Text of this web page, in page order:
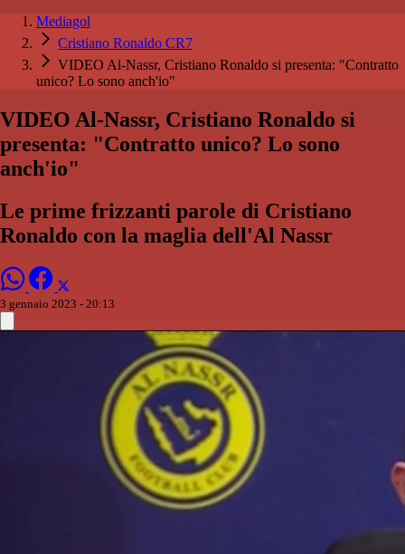
Mediagol
Cristiano Ronaldo CR7
VIDEO Al-Nassr, Cristiano Ronaldo si presenta: "Contratto
unico? Lo sono anch'io"
VIDEO Al-Nassr, Cristiano Ronaldo si
presenta: "Contratto unico? Lo sono
anch'io"
Le prime frizzanti parole di Cristiano
Ronaldo con la maglia dell'Al Nassr
3 gennaio 2023 - 20:13